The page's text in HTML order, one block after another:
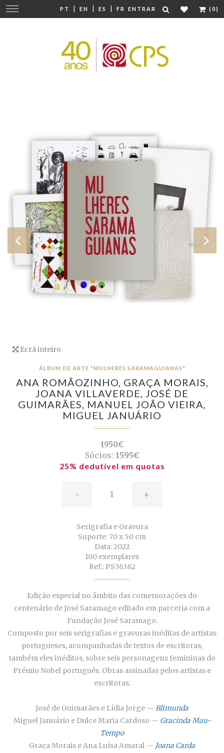
PT | EN | ES | FR ENTRAR (0)
Mudar
navegação
Ecrã inteiro
ÁLBUM DE ARTE "MULHERES SARAMAGUIANAS"
ANA ROMÃOZINHO, GRAÇA MORAIS,
JOANA VILLAVERDE, JOSÉ DE
GUIMARÃES, MANUEL JOÃO VIEIRA,
MIGUEL JANUÁRIO
1950€
Sócios: 1595€
25% dedutível em quotas
- +
Serigrafia e Gravura
Suporte: 70 x 50 cm
Data: 2022
100 exemplares
Ref.: PS36382
Edição especial no âmbito das comemorações do
centenário de José Saramago editado em parceria com a
Fundação José Saramago.
Composto por seis serigrafias e gravuras inéditas de artistas
portugueses, acompanhadas de textos de escritoras,
também eles inéditos, sobre seis personagens femininas do
Prémio Nobel português. Obras assinadas pelos artistas e
escritoras.
José de Guimarães e Lídia Jorge — Blimunda
Miguel Januário e Dulce Maria Cardoso — Gracinda Mau-
Tempo
Graça Morais e Ana Luísa Amaral — Joana Carda